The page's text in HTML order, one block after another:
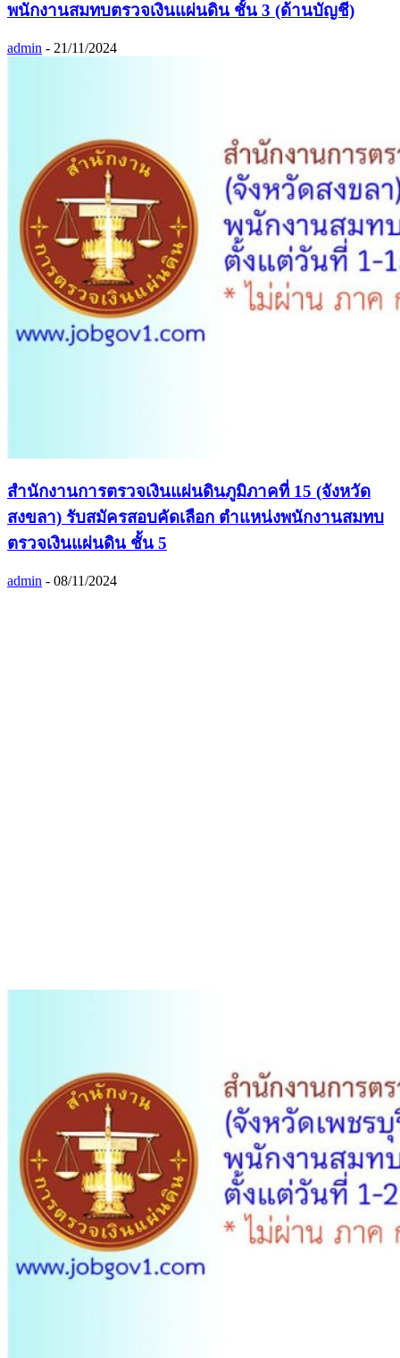
พนักงานสมทบตรวจเงินแผ่นดิน ชั้น 3 (ด้านบัญชี)
admin - 21/11/2024
สำนักงานการตรวจเงินแผ่นดินภูมิภาคที่ 15 (จังหวัด
สงขลา) รับสมัครสอบคัดเลือก ตำแหน่งพนักงานสมทบ
ตรวจเงินแผ่นดิน ชั้น 5
admin - 08/11/2024